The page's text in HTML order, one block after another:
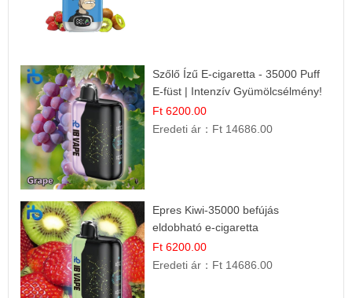
Szőlő Ízű E-cigaretta - 35000 Puff
E-füst | Intenzív Gyümölcsélmény!
Ft 6200.00
Eredeti ár： Ft 14686.00
Epres Kiwi-35000 befújás
eldobható e-cigaretta
Ft 6200.00
Eredeti ár： Ft 14686.00